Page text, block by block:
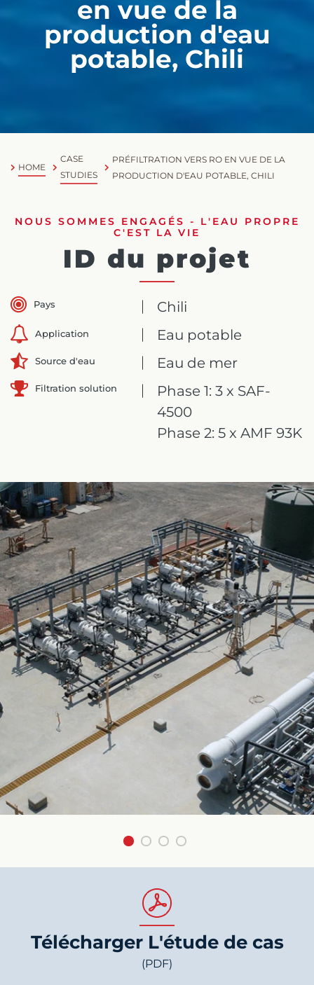
en vue de la
production d'eau
potable, Chili
HOME
CASE
STUDIES
PRÉFILTRATION VERS RO EN VUE DE LA
PRODUCTION D'EAU POTABLE, CHILI
NOUS SOMMES ENGAGÉS - L'EAU PROPRE
C'EST LA VIE
ID du projet
Pays Chili
Application Eau potable
Source d'eau Eau de mer
Filtration solution
Phase 1: 3 x SAF-
4500
Phase 2: 5 x AMF 93K
Télécharger L'étude de cas
(PDF)